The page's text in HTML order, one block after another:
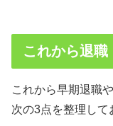
これから退
これから早期退職
次の3点を整理して